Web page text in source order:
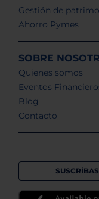
Gestión de
Ahorro Pymes
SOBRE
Quienes somos
Eventos
Blog
Contacto